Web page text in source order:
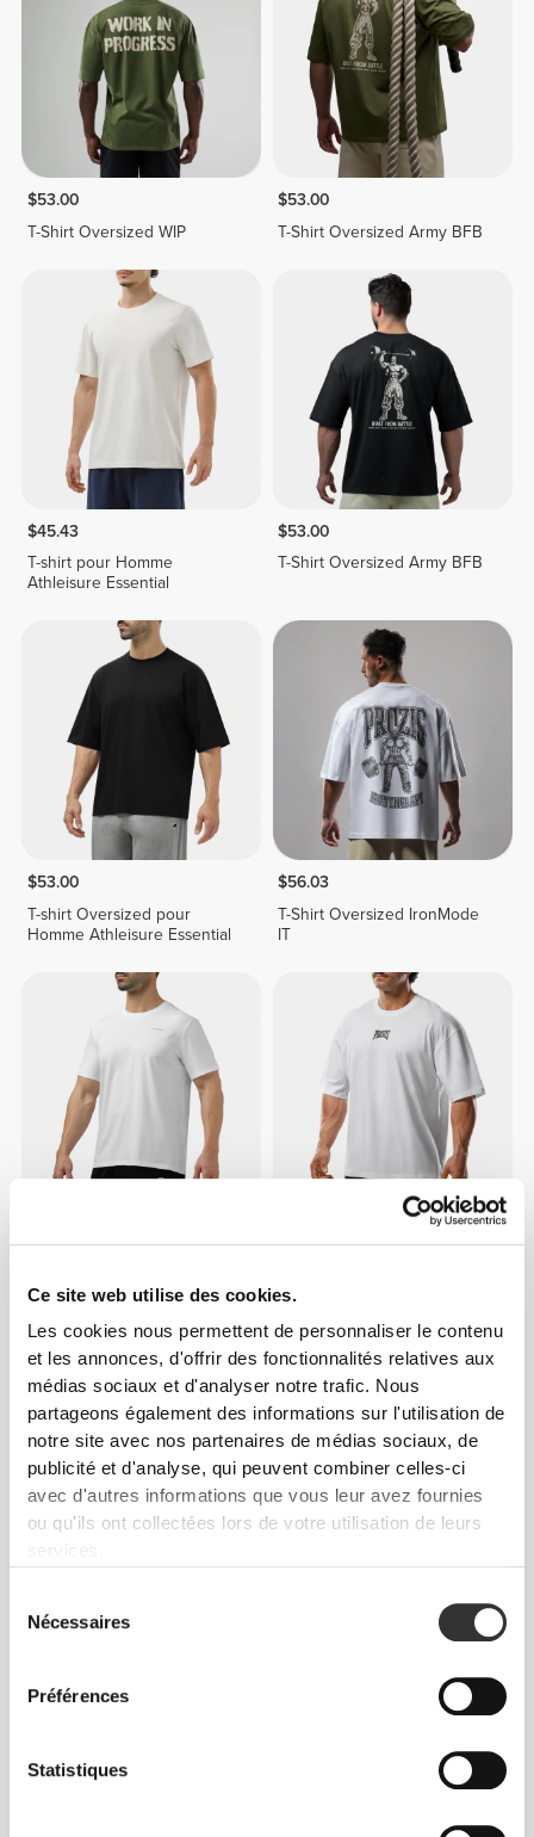
Ce site web utilise des cookies.
Les cookies nous permettent de personnaliser le contenu
et les annonces, d'offrir des fonctionnalités relatives aux
médias sociaux et d'analyser notre trafic. Nous
partageons également des informations sur l'utilisation de
notre site avec nos partenaires de médias sociaux, de
publicité et d'analyse, qui peuvent combiner celles-ci
avec d'autres informations que vous leur avez fournies
ou qu'ils ont collectées lors de votre utilisation de leurs
services.
Nécessaires
Préférences
Statistiques
$53.00
T-Shirt Oversized WIP
$53.00
T-Shirt Oversized Army BFB
$45.43
T-shirt pour Homme
Athleisure Essential
$53.00
T-Shirt Oversized Army BFB
$53.00
T-shirt Oversized pour
Homme Athleisure Essential
$56.03
T-Shirt Oversized IronMode
IT
$56.03
EY
$45.43